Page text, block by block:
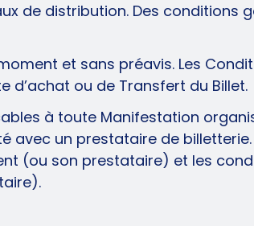
de distribution. Des
et sans préavis. Les
d’achat ou de Transfert du Billet.
à toute Manifestation
avec un prestataire de
(ou son prestataire) et les